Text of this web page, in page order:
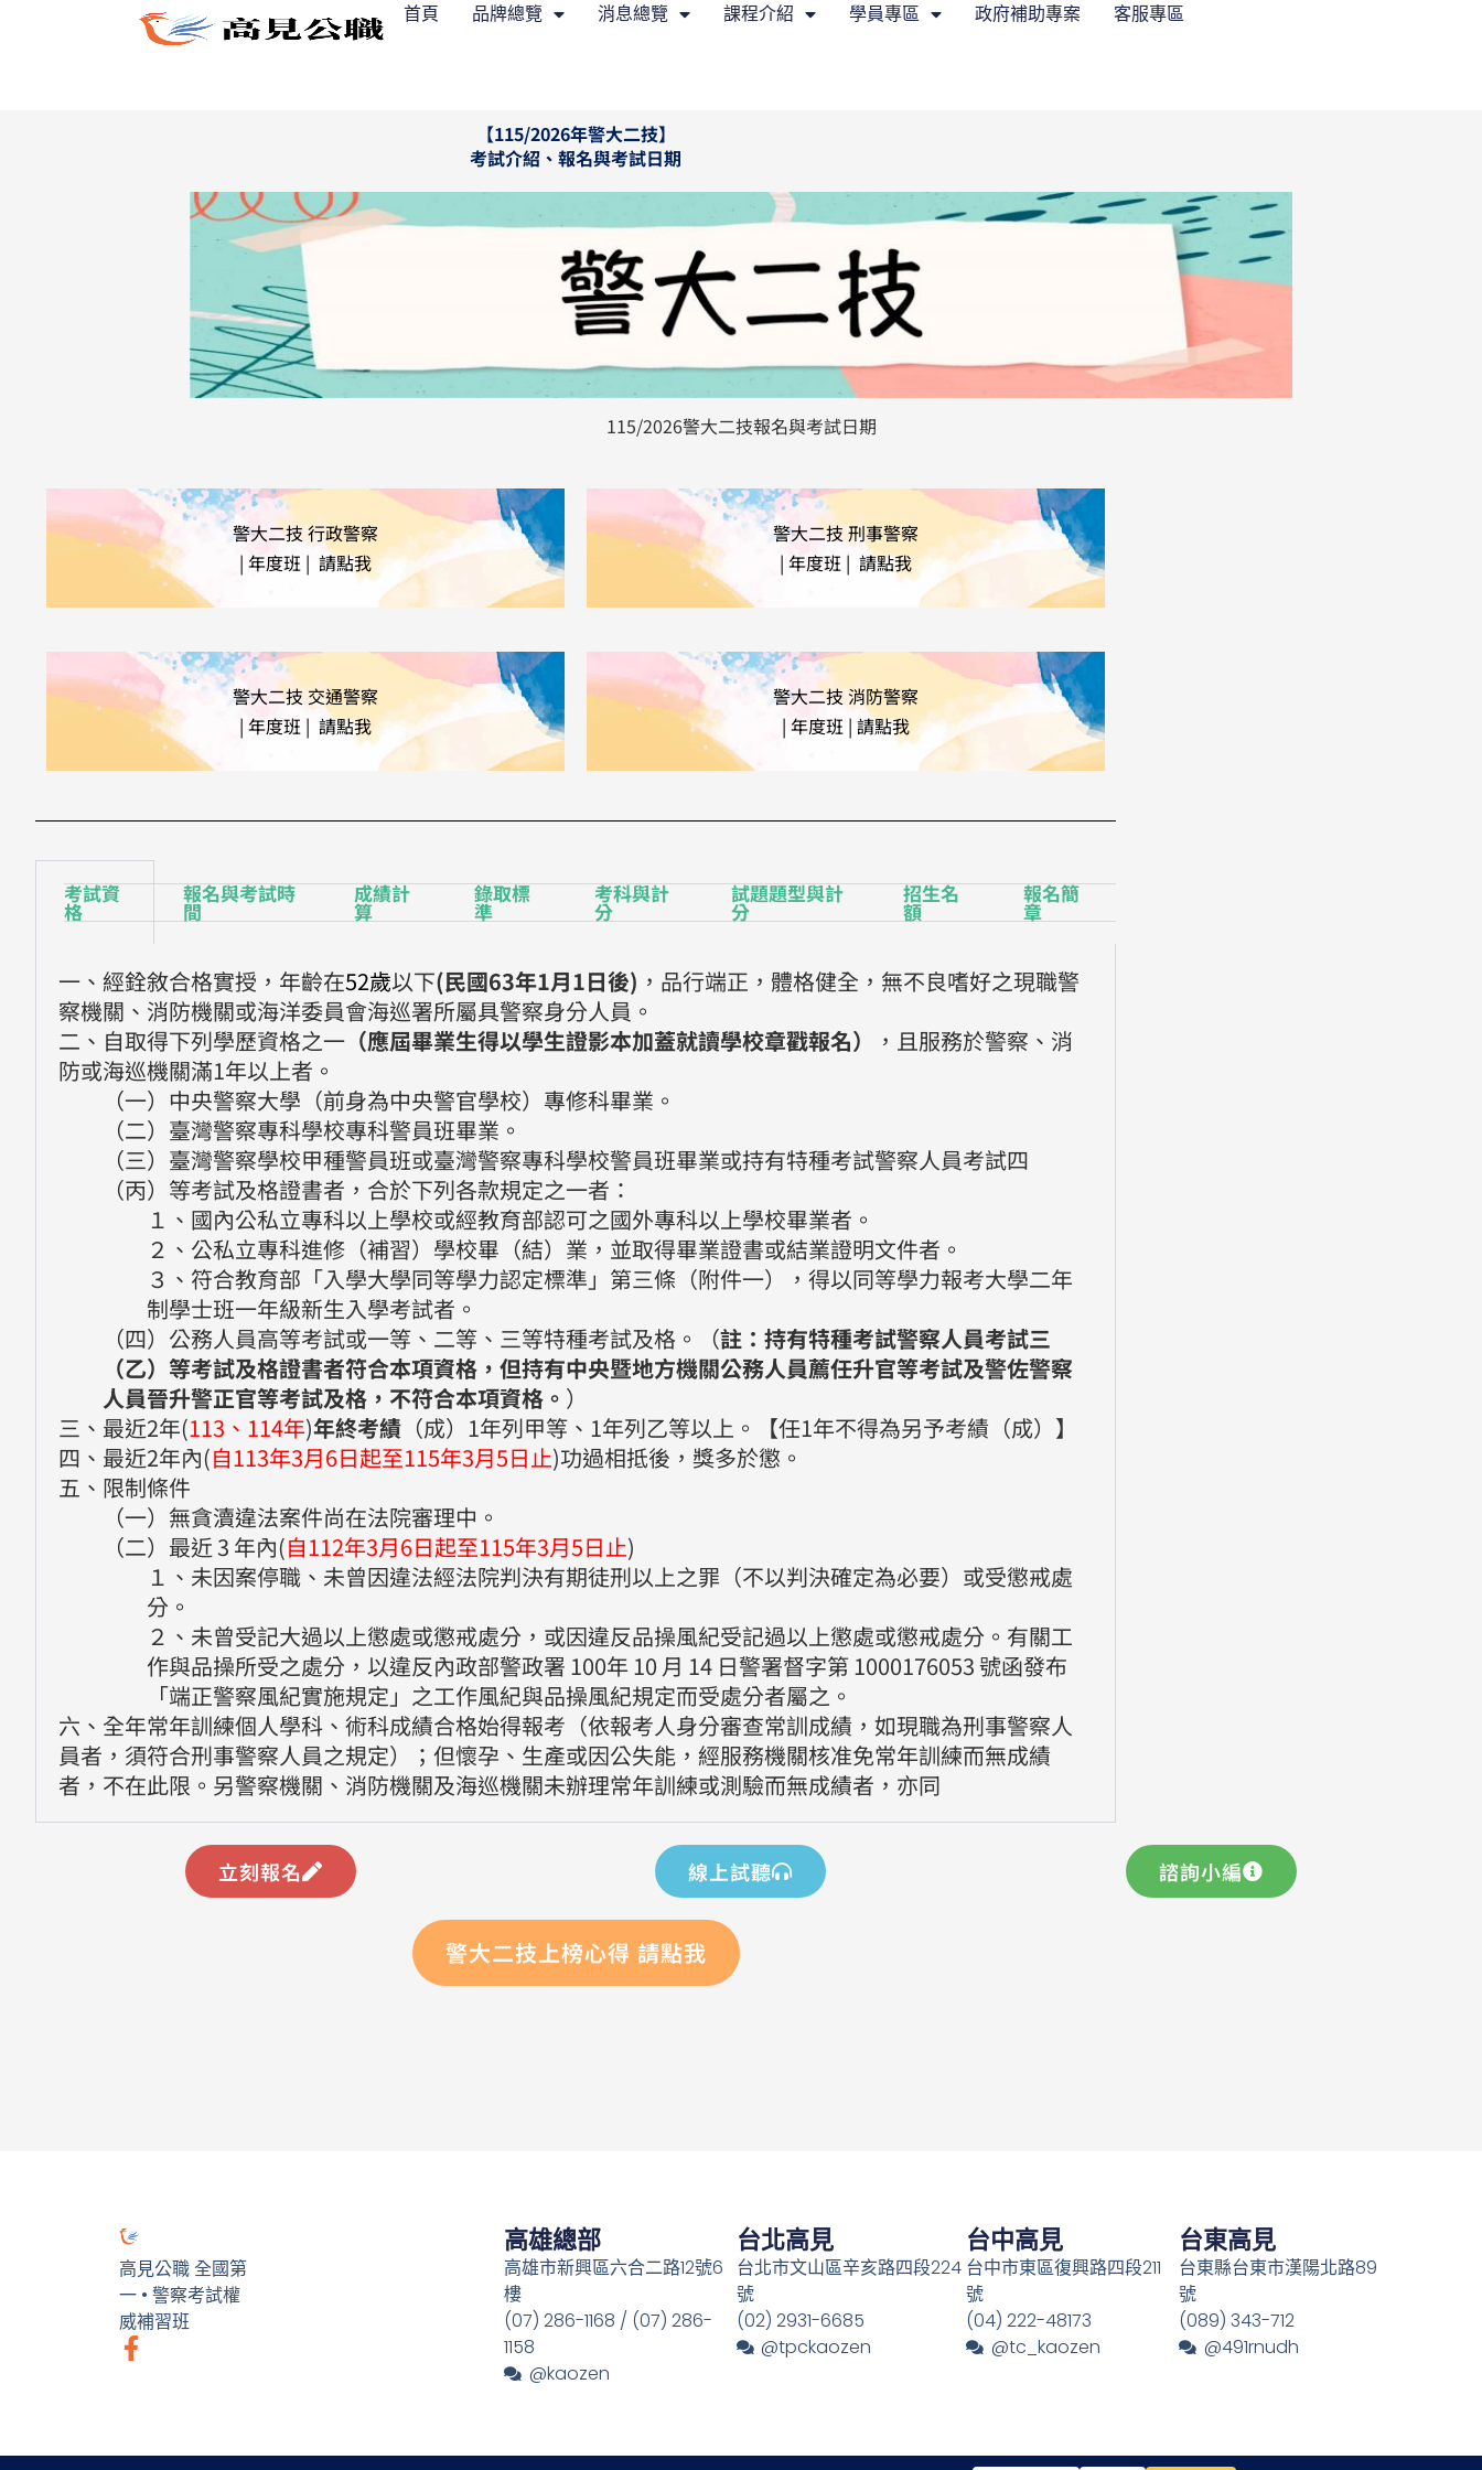
首頁 品牌總覽 消息總覽 課程介紹 學員專區 政府補助專案 客服專區
【115/2026年警大二技】
考試介紹、報名與考試日期
115/2026警大二技報名與考試日期
警大二技 行政警察
| 年度班 | 請點我
警大二技 刑事警察
| 年度班 | 請點我
警大二技 交通警察
| 年度班 | 請點我
警大二技 消防警察
| 年度班 | 請點我
考試資
格
報名與考試時
間
成績計
算
錄取標
準
考科與計
分
試題題型與計
分
招生名
額
報名簡
章
一、經銓敘合格實授，年齡在52歲以下(民國63年1月1日後) ，品行端正，體格健全，無不良嗜好之現職警
察機關、消防機關或海洋委員會海巡署所屬具警察身分人員。
二、自取得下列學歷資格之一 （應屆畢業生得以學生證影本加蓋就讀學校章戳報名）
，且服務於警察、消
防或海巡機關滿1年以上者。
（一）中央警察大學（前身為中央警官學校）專修科畢業。
（二）臺灣警察專科學校專科警員班畢業。
（三）臺灣警察學校甲種警員班或臺灣警察專科學校警員班畢業或持有特種考試警察人員考試四
（丙）等考試及格證書者，合於下列各款規定之一者：
１、國內公私立專科以上學校或經教育部認可之國外專科以上學校畢業者。
２、公私立專科進修（補習）學校畢（結）業，並取得畢業證書或結業證明文件者。
３、符合教育部「入學大學同等學力認定標準」第三條（附件一），得以同等學力報考大學二年
制學士班一年級新生入學考試者。
（四）公務人員高等考試或一等、二等、三等特種考試及格。（註：持有特種考試警察人員考試三
（乙）等考試及格證書者符合本項資格，但持有中央暨地方機關公務人員薦任升官等考試及警佐警察
人員晉升警正官等考試及格，不符合本項資格。 ）
三、最近2年(113、114年)年終考績 （成）1年列甲等、1年列乙等以上。【任1年不得為另予考績（成）】
四、最近2年內(自113年3月6日起至115年3月5日止)功過相抵後，獎多於懲。
五、限制條件
（一）無貪瀆違法案件尚在法院審理中。
（二）最近 3 年內(自112年3月6日起至115年3月5日止)
１、未因案停職、未曾因違法經法院判決有期徒刑以上之罪（不以判決確定為必要）或受懲戒處
分。
２、未曾受記大過以上懲處或懲戒處分，或因違反品操風紀受記過以上懲處或懲戒處分。有關工
作與品操所受之處分，以違反內政部警政署 100年 10 月 14 日警署督字第 1000176053 號函發布
「端正警察風紀實施規定」之工作風紀與品操風紀規定而受處分者屬之。
六、全年常年訓練個人學科、術科成績合格始得報考（依報考人身分審查常訓成績，如現職為刑事警察人
員者，須符合刑事警察人員之規定）；但懷孕、生產或因公失能，經服務機關核准免常年訓練而無成績
者，不在此限。另警察機關、消防機關及海巡機關未辦理常年訓練或測驗而無成績者，亦同
立刻報名 線上試聽 諮詢小編
警大二技上榜心得 請點我
高見公職 全國第
一 • 警察考試權
威補習班
F
a
b
高雄總部
高雄市新興區六合二路12號6
樓
(07) 286-1168 / (07) 286-
1158
@kaozen
台北高見
台北市文山區辛亥路四段224
號
(02) 2931-6685
@tpckaozen
台中高見
台中市東區復興路四段211
號
(04) 222-48173
@tc_kaozen
台東高見
台東縣台東市漢陽北路89
號
(089) 343-712
@491rnudh